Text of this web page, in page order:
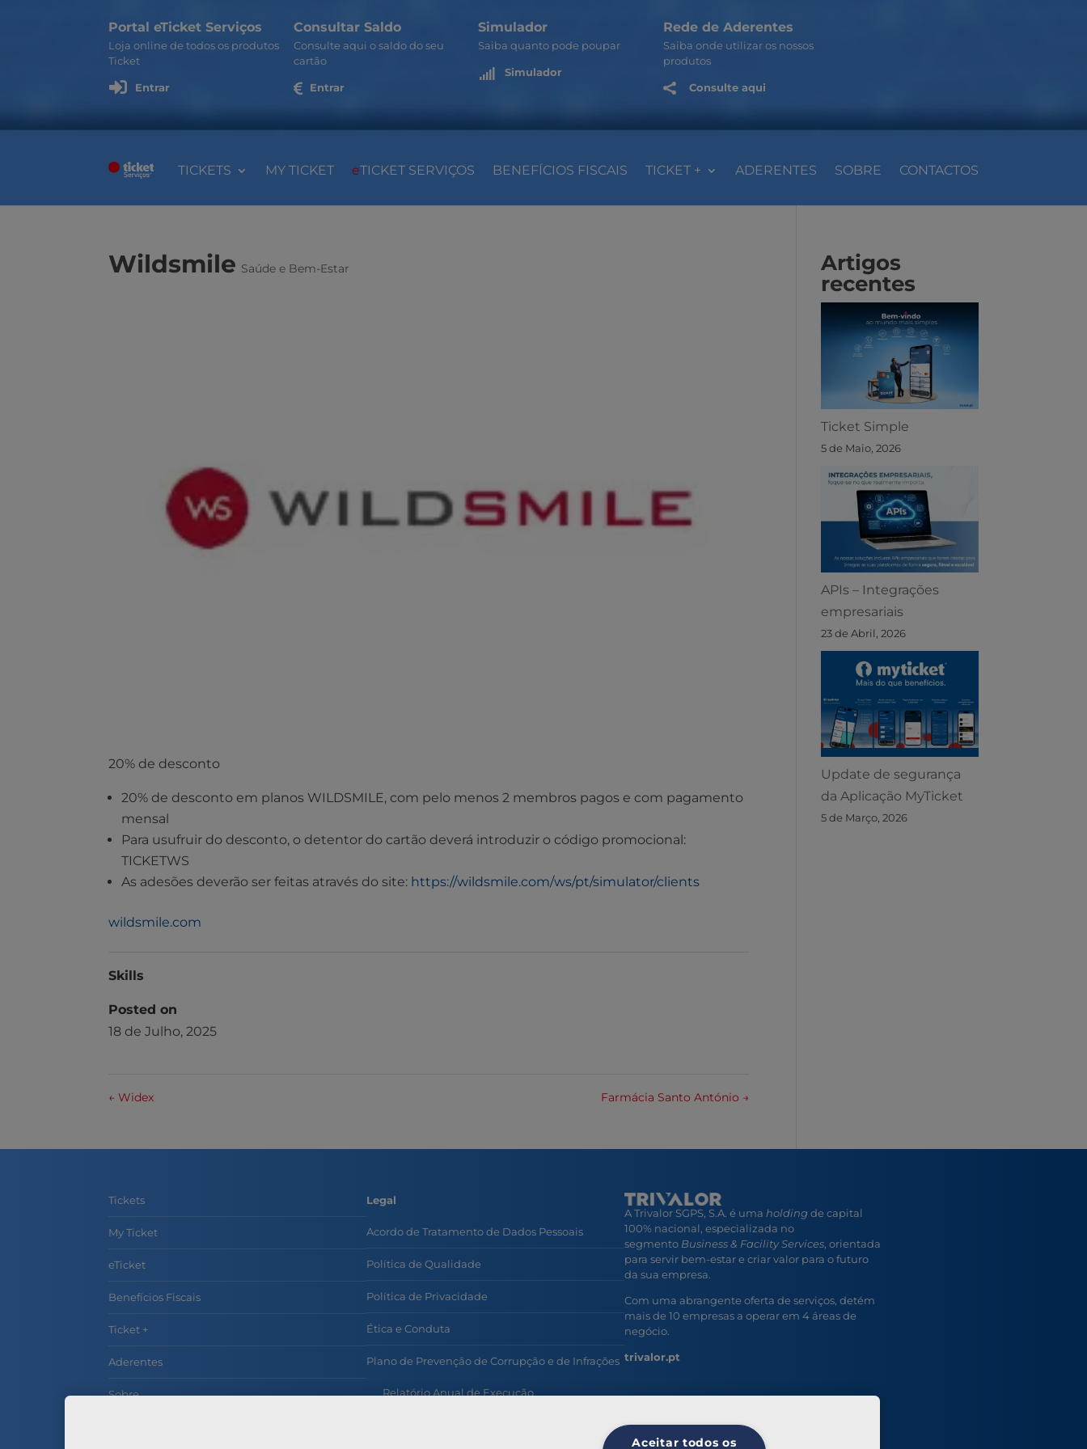
Portal eTicket Serviços
Loja online de todos os produtos
Ticket
 Entrar
Consultar Saldo
Consulte aqui o saldo do seu
cartão
 Entrar
Simulador
Saiba quanto pode poupar
 Simulador
Rede de Aderentes
Saiba onde utilizar os nossos
produtos
 Consulte aqui
TICKETS MY TICKET eTICKET SERVIÇOS BENEFÍCIOS FISCAIS TICKET + ADERENTES SOBRE CONTACTOS
Wildsmile Saúde e Bem-Estar
20% de desconto
20% de desconto em planos WILDSMILE, com pelo menos 2 membros pagos e com pagamento
mensal
Para usufruir do desconto, o detentor do cartão deverá introduzir o código promocional:
TICKETWS
As adesões deverão ser feitas através do site: https://wildsmile.com/ws/pt/simulator/clients
wildsmile.com
Skills
Posted on
18 de Julho, 2025
← Widex Farmácia Santo António →
Artigos
recentes
Ticket Simple
5 de Maio, 2026
APIs – Integrações
empresariais
23 de Abril, 2026
Update de segurança
da Aplicação MyTicket
5 de Março, 2026
Tickets
My Ticket
eTicket
Benefícios Fiscais
Ticket +
Aderentes
Sobre
Legal
Acordo de Tratamento de Dados Pessoais
Política de Qualidade
Política de Privacidade
Ética e Conduta
Plano de Prevenção de Corrupção e de Infrações
Relatório Anual de Execução
A Trivalor SGPS, S.A. é uma holding de capital
100% nacional, especializada no
segmento Business & Facility Services, orientada
para servir bem-estar e criar valor para o futuro
da sua empresa.
Com uma abrangente oferta de serviços, detém
mais de 10 empresas a operar em 4 áreas de
negócio.
trivalor.pt
Aceitar todos os